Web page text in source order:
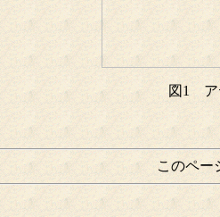
図1 ア
このペー